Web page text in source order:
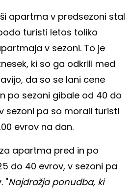
apartma v predsezoni stal
turisti letos toliko
v sezoni. To je
ki so ga odkrili med
da so se lani cene
po sezoni gibale od 40 do
sezoni pa so morali turisti
evrov na dan.
apartma pred in po
do 40 evrov, v sezoni pa
"Najdražja ponudba, ki